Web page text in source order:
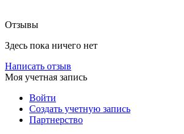
Отзывы
Здесь пока ничего нет
Написать отзыв
Моя учетная запись
Войти
Создать учетную запись
Партнерство